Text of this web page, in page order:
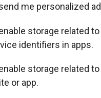
me personalized
storage related
identifiers in apps.
storage related to
or app.
(bounce) 1η
πιο
Stage και
rally πάνω από